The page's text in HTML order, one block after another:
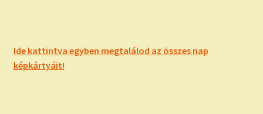
Ide kattintva egyben megtalálod az összes nap
képkártyáit!